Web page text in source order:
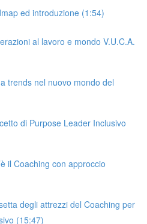
ed introduzione (1:54)
al lavoro e mondo V.U.C.A.
trends nel nuovo mondo del
di Purpose Leader Inclusivo
il Coaching con approccio
degli attrezzi del Coaching per
(15:47)